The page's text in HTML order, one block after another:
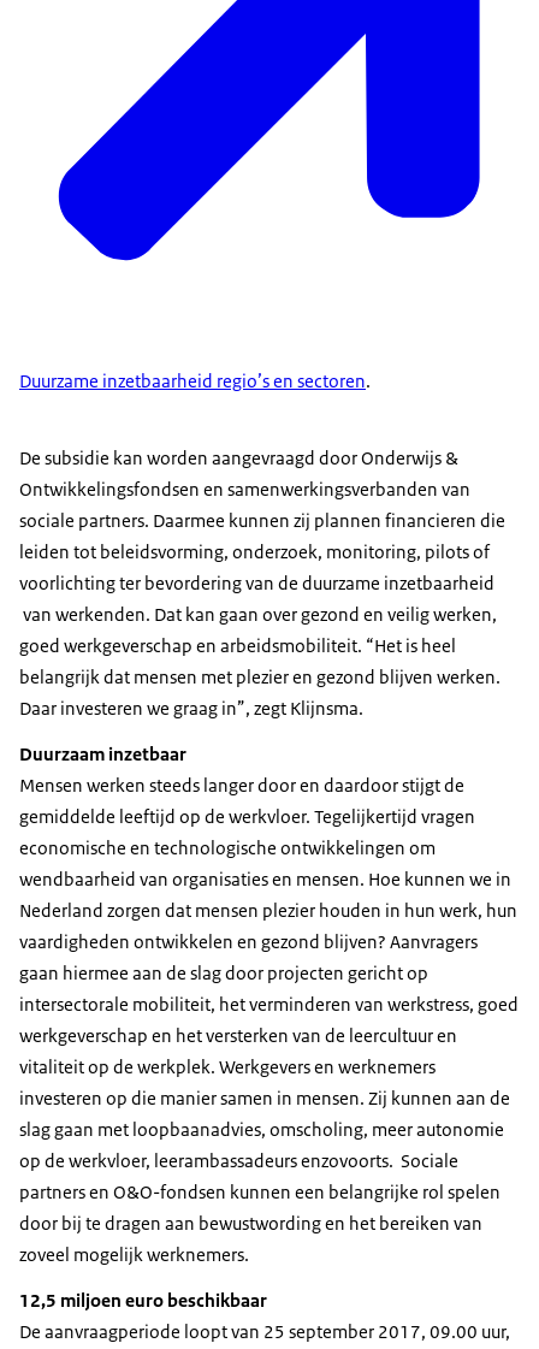
Duurzame inzetbaarheid regio’s en sectoren.
De subsidie kan worden aangevraagd door Onderwijs &
Ontwikkelingsfondsen en samenwerkingsverbanden van
sociale partners. Daarmee kunnen zij plannen financieren die
leiden tot beleidsvorming, onderzoek, monitoring, pilots of
voorlichting ter bevordering van de duurzame inzetbaarheid
van werkenden. Dat kan gaan over gezond en veilig werken,
goed werkgeverschap en arbeidsmobiliteit. “Het is heel
belangrijk dat mensen met plezier en gezond blijven werken.
Daar investeren we graag in”, zegt Klijnsma.
Duurzaam inzetbaar
Mensen werken steeds langer door en daardoor stijgt de
gemiddelde leeftijd op de werkvloer. Tegelijkertijd vragen
economische en technologische ontwikkelingen om
wendbaarheid van organisaties en mensen. Hoe kunnen we in
Nederland zorgen dat mensen plezier houden in hun werk, hun
vaardigheden ontwikkelen en gezond blijven? Aanvragers
gaan hiermee aan de slag door projecten gericht op
intersectorale mobiliteit, het verminderen van werkstress, goed
werkgeverschap en het versterken van de leercultuur en
vitaliteit op de werkplek. Werkgevers en werknemers
investeren op die manier samen in mensen. Zij kunnen aan de
slag gaan met loopbaanadvies, omscholing, meer autonomie
op de werkvloer, leerambassadeurs enzovoorts. Sociale
partners en O&O-fondsen kunnen een belangrijke rol spelen
door bij te dragen aan bewustwording en het bereiken van
zoveel mogelijk werknemers.
12,5 miljoen euro beschikbaar
De aanvraagperiode loopt van 25 september 2017, 09.00 uur,